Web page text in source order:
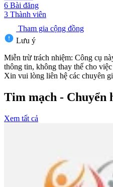
6 Bài đăng
3 Thành viên
Tham gia cộng đồng
Lưu ý
Miễn trừ trách nhiệm: Công cụ
thông tin, không thay thế cho
Xin vui lòng liên hệ các chuyên
Tim mạch - Chuyển
Xem tất cả